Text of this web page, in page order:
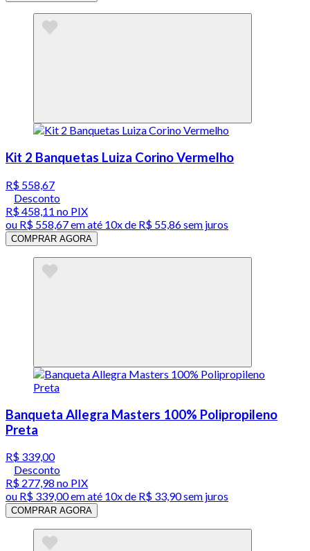
Kit 2 Banquetas Luiza Corino Vermelho
R$ 558,67
Desconto
R$ 458,11 no PIX
ou R$ 558,67em até 10x de R$ 55,86 sem juros
COMPRAR AGORA
Banqueta Allegra Masters 100% Polipropileno
Preta
R$ 339,00
Desconto
R$ 277,98 no PIX
ou R$ 339,00em até 10x de R$ 33,90 sem juros
COMPRAR AGORA